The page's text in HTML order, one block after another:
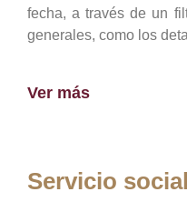
fecha, a través de un
generales, como los
Ver más
Servicio social